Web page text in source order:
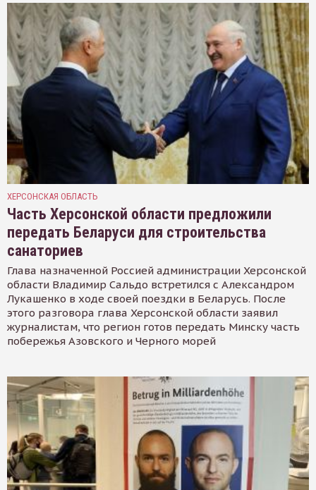
ХЕРСОНСКАЯ ОБЛАСТЬ
Часть Херсонской области предложили
передать Беларуси для строительства
санаториев
Глава назначенной Россией администрации Херсонской
области Владимир Сальдо встретился с Александром
Лукашенко в ходе своей поездки в Беларусь. После
этого разговора глава Херсонской области заявил
журналистам, что регион готов передать Минску часть
побережья Азовского и Черного морей